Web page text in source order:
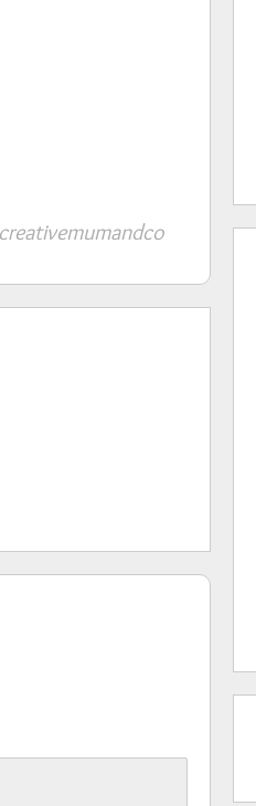
creativemumandco